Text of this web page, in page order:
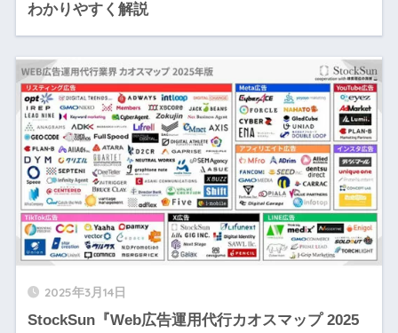
わかりやすく解説
2025年3月14日
StockSun『Web広告運用代行カオスマップ 2025